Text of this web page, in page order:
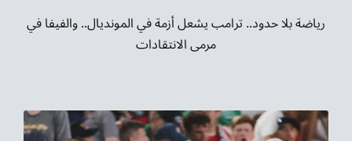
رياضة بلا حدود.. ترامب يشعل أزمة في المونديال.. والفيفا في
مرمى الانتقادات